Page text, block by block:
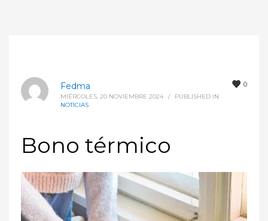
0
Fedma
MIÉRCOLES, 20 NOVIEMBRE 2024 /
PUBLISHED IN
NOTICIAS
Bono térmico